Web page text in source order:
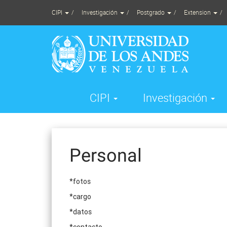
content
CIPI Investigación Postgrado Extension
CIPI Investigación
Personal
*fotos
*cargo
*datos